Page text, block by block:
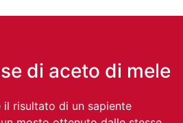
di aceto di mele
risultato di un sapiente